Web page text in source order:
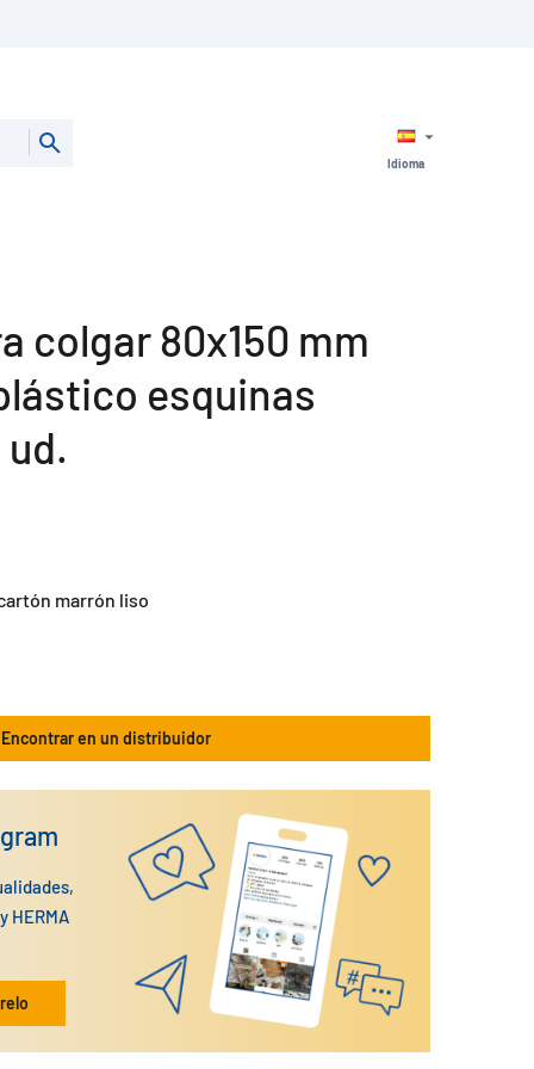
Idioma
colgar 80x150 mm
esquinas
marrón liso
Encontrar en un distribuidor
HERMA